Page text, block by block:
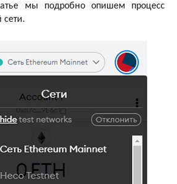
мы подробно опишем процесс
сети.